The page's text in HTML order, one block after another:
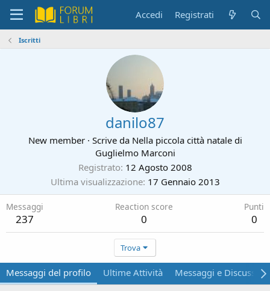
Accedi Registrati
Iscritti
danilo87
New member · Scrive da Nella piccola città natale di
Guglielmo Marconi
Registrato 12 Agosto 2008
Ultima visualizzazione 17 Gennaio 2013
Messaggi
237
Reaction score
0
Punti
0
Trova
Messaggi del profilo Ultime Attività Messaggi e